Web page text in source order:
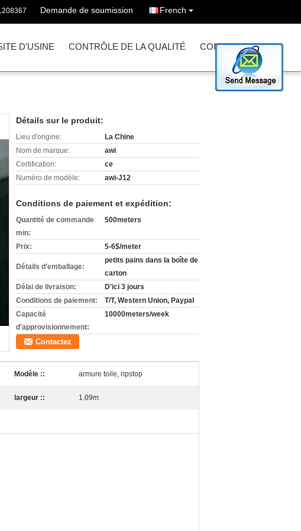
Demande de soumission French
D'USINE CONTRÔLE DE LA QUALITÉ CONTACT
Détails sur le produit:
Lieu d'origine:
La Chine
Nom de marque:
awi
Certification:
ce
Numéro de modèle:
awi-J12
Conditions de paiement et expédition:
Quantité de commande
min:
500meters
Prix: 5-6$/meter
Détails d'emballage:
petits pains dans la boîte de
carton
Délai de livraison:
D'ici 3 jours
Conditions de paiement:
T/T, Western Union, Paypal
Capacité
d'approvisionnement:
10000meters/week
Contactez
Modèle :: armure toile, ripstop
largeur :: 1.09m